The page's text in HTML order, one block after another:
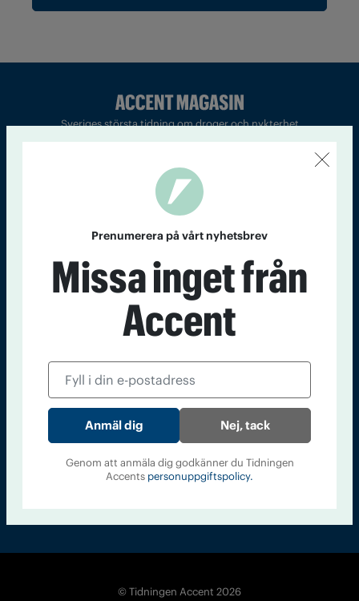
Sveriges största tidning om droger och nykterhet
Tidningen Accent, A4, Bondegatan 21, 116 33 Stockholm
accent@iogt.se
Chefredaktör och ansvarig utgivare: Barbro Janson Lundkvist,
Om Tidningen Tidningsarkiv
Läs tidigare
nummer av
Accent
© Tidningen Accent 2026
Prenumerera på vårt nyhetsbrev
Missa inget från
Accent
Nej, tack
Genom att anmäla dig godkänner du Tidningen
Accents personuppgiftspolicy.